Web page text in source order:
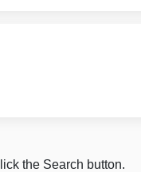
the Search button.